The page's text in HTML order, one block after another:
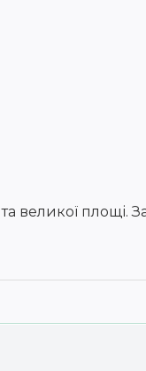
великої площі.